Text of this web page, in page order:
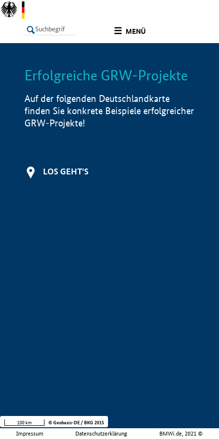
MENÜ
LISTE Info
Erfolgreiche GRW-Projekte
Auf der folgenden Deutschlandkarte
finden Sie konkrete Beispiele erfolgreicher
GRW-Projekte!
LOS GEHT'S
Impressum Datenschutzerklärung BMWi.de, 2021 ©
100 km © Geobasis-DE / BKG 2015